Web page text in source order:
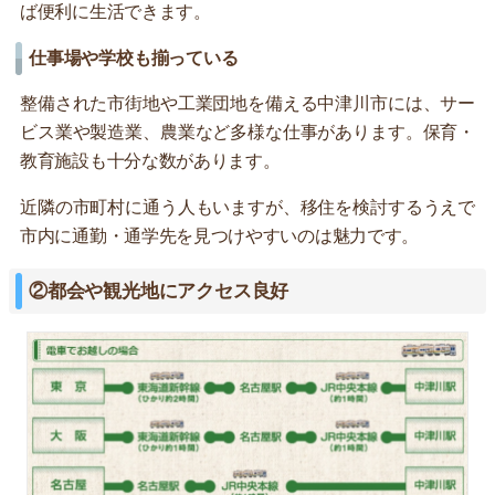
ば便利に生活できます。
仕事場や学校も揃っている
整備された市街地や工業団地を備える中津川市には、サー
ビス業や製造業、農業など多様な仕事があります。保育・
教育施設も十分な数があります。
近隣の市町村に通う人もいますが、移住を検討するうえで
市内に通勤・通学先を見つけやすいのは魅力です。
②都会や観光地にアクセス良好